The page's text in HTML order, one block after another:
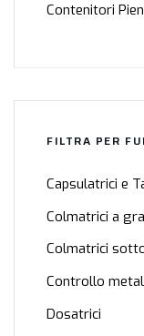
Contenitori
FILTRA PER
Capsulatrici e
Colmatrici a
Colmatrici
Controllo
Dosatrici